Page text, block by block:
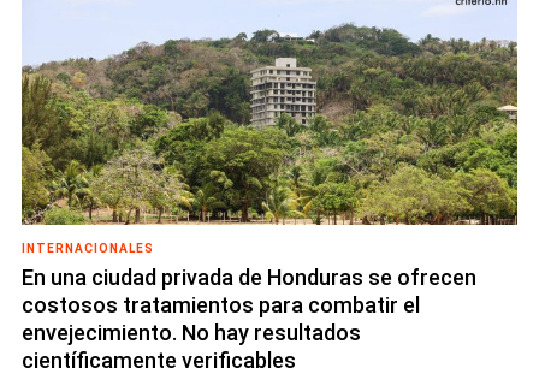
INTERNACIONALES
En una ciudad privada de Honduras se ofrecen
costosos tratamientos para combatir el
envejecimiento. No hay resultados
científicamente verificables